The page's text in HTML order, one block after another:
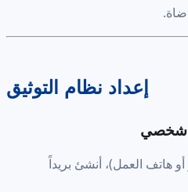
إعداد نظام التوثيق
هاتف العمل)، أنشئ بريداً